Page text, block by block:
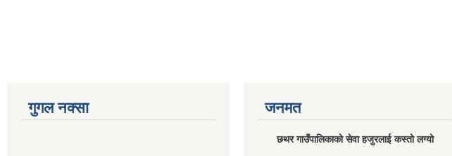
गुगल नक्सा जनमत
छथर गाउँपालिकाको सेवा हजुरलाई कस्तो लग्यो